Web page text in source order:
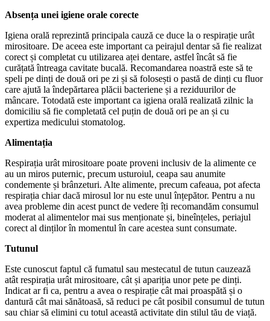
Absența unei igiene orale corecte
Igiena orală reprezintă principala cauză ce duce la o respirație urât
mirositoare. De aceea este important ca peirajul dentar să fie realizat
corect și completat cu utilizarea aței dentare, astfel încât să fie
curățată întreaga cavitate bucală. Recomandarea noastră este să te
speli pe dinți de două ori pe zi și să folosești o pastă de dinți cu fluor
care ajută la îndepărtarea plăcii bacteriene și a reziduurilor de
mâncare. Totodată este important ca igiena orală realizată zilnic la
domiciliu să fie completată cel puțin de două ori pe an și cu
expertiza medicului stomatolog.
Alimentația
Respirația urât mirositoare poate proveni inclusiv de la alimente ce
au un miros puternic, precum usturoiul, ceapa sau anumite
condemente și brânzeturi. Alte alimente, precum cafeaua, pot afecta
respirația chiar dacă mirosul lor nu este unul înțepător. Pentru a nu
avea probleme din acest punct de vedere îți recomandăm consumul
moderat al alimentelor mai sus menționate și, bineînțeles, periajul
corect al dinților în momentul în care acestea sunt consumate.
Tutunul
Este cunoscut faptul că fumatul sau mestecatul de tutun cauzează
atât respirația urât mirositoare, cât și apariția unor pete pe dinți.
Indicat ar fi ca, pentru a avea o respirație cât mai proaspătă și o
dantură cât mai sănătoasă, să reduci pe cât posibil consumul de tutun
sau chiar să elimini cu totul această activitate din stilul tău de viață.